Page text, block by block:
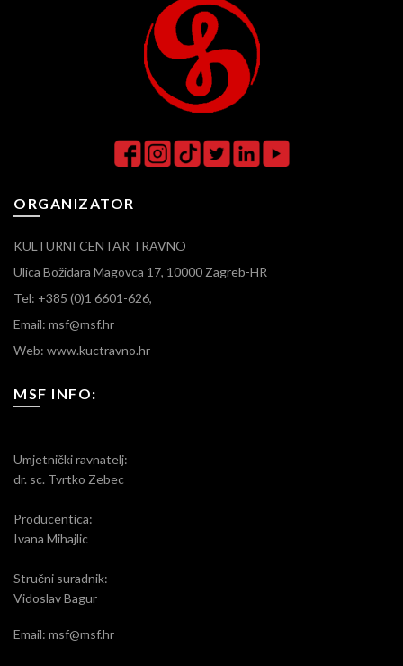
ORGANIZATOR
KULTURNI CENTAR TRAVNO
Ulica Božidara Magovca 17, 10000 Zagreb-HR
Tel: +385 (0)1 6601-626,
Email: msf@msf.hr
Web: www.kuctravno.hr
MSF INFO:
Umjetnički ravnatelj:
dr. sc. Tvrtko Zebec
Producentica:
Ivana Mihajlic
Stručni suradnik:
Vidoslav Bagur
Email: msf@msf.hr